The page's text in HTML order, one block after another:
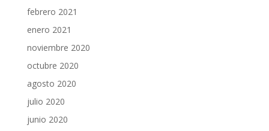
febrero 2021
enero 2021
noviembre 2020
octubre 2020
agosto 2020
julio 2020
junio 2020